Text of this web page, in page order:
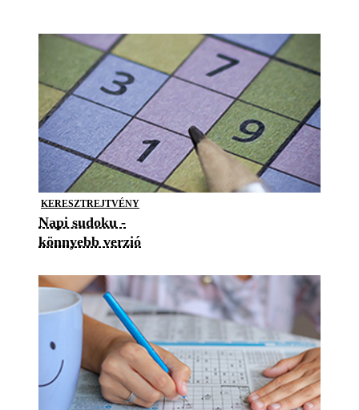
KERESZTREJTVÉNY
Napi sudoku -
könnyebb verzió